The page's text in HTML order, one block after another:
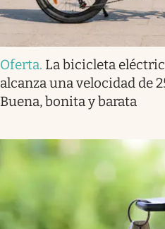
Oferta. La bicicleta
alcanza una velocidad de
Buena, bonita y barata